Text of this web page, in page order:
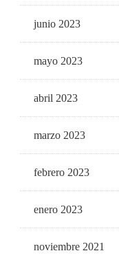
junio 2023
mayo 2023
abril 2023
marzo 2023
febrero 2023
enero 2023
noviembre 2021